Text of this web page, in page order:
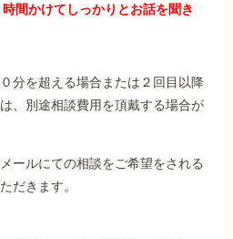
間かけてしっかりとお話を聞き
分を超える場合または２回目以降
、別途相談費用を頂戴する場合が
ールにての相談をご希望をされる
だきます。